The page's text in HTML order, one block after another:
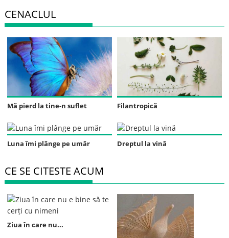
CENACLUL
Mă pierd la tine-n suflet Filantropică
Luna îmi plânge pe umăr Dreptul la vină
CE SE CITESTE ACUM
Ziua în care nu...